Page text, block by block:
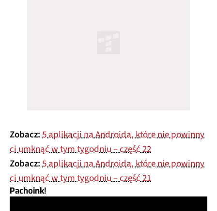
Zobacz:5 aplikacji na Androida, które nie powinny
ci umknąć w tym tygodniu – część 22
Zobacz:5 aplikacji na Androida, które nie powinny
ci umknąć w tym tygodniu – część 21
Pachoink!